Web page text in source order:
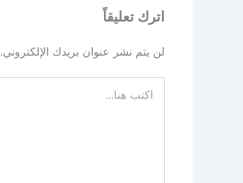
اترك تعليقاً
لن يتم نشر عنوان بريدك الإلكتروني.
هنا...